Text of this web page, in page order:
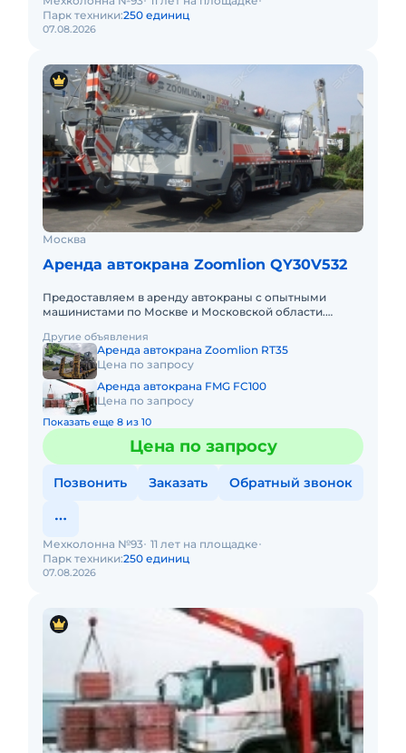
07.08.2026
Парк техники:250 единиц
Москва
Аренда автокрана Zoomlion QY30V532
Предоставляем в аренду автокраны с опытными
машинистами по Москве и Московской области.
(почасовой, посменный) При
Другие объявления
Аренда автокрана Zoomlion RT35
Цена по запросу
Аренда автокрана FMG FC100
Цена по запросу
Показать еще 8 из 10
Цена по запросу
Позвонить Заказать Обратный звонок
07.08.2026
Мехколонна №93 11 лет на площадке
Парк техники:250 единиц